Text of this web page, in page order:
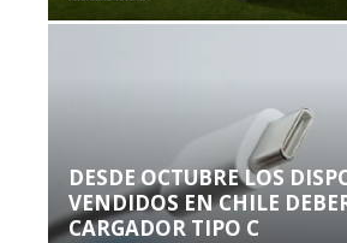
DESDE OCTUBRE LOS
VENDIDOS EN CHILE
CARGADOR TIPO C